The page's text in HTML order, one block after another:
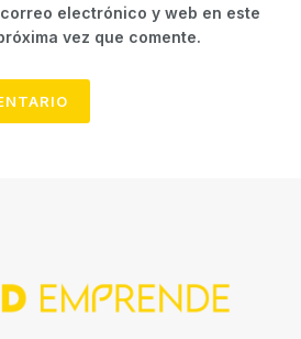
electrónico y web en este
vez que comente.